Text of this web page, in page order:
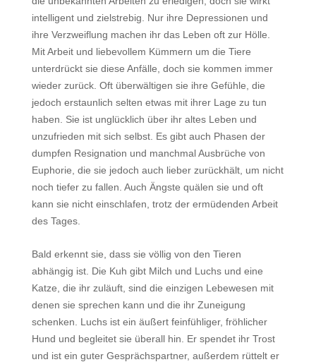
intelligent und zielstrebig. Nur ihre Depressionen und
ihre Verzweiflung machen ihr das Leben oft zur Hölle.
Mit Arbeit und liebevollem Kümmern um die Tiere
unterdrückt sie diese Anfälle, doch sie kommen immer
wieder zurück. Oft überwältigen sie ihre Gefühle, die
jedoch erstaunlich selten etwas mit ihrer Lage zu tun
haben. Sie ist unglücklich über ihr altes Leben und
unzufrieden mit sich selbst. Es gibt auch Phasen der
dumpfen Resignation und manchmal Ausbrüche von
Euphorie, die sie jedoch auch lieber zurückhält, um nicht
noch tiefer zu fallen. Auch Ängste quälen sie und oft
kann sie nicht einschlafen, trotz der ermüdenden Arbeit
des Tages.
Bald erkennt sie, dass sie völlig von den Tieren
abhängig ist. Die Kuh gibt Milch und Luchs und eine
Katze, die ihr zuläuft, sind die einzigen Lebewesen mit
denen sie sprechen kann und die ihr Zuneigung
schenken. Luchs ist ein äußert feinfühliger, fröhlicher
Hund und begleitet sie überall hin. Er spendet ihr Trost
und ist ein guter Gesprächspartner, außerdem rüttelt er